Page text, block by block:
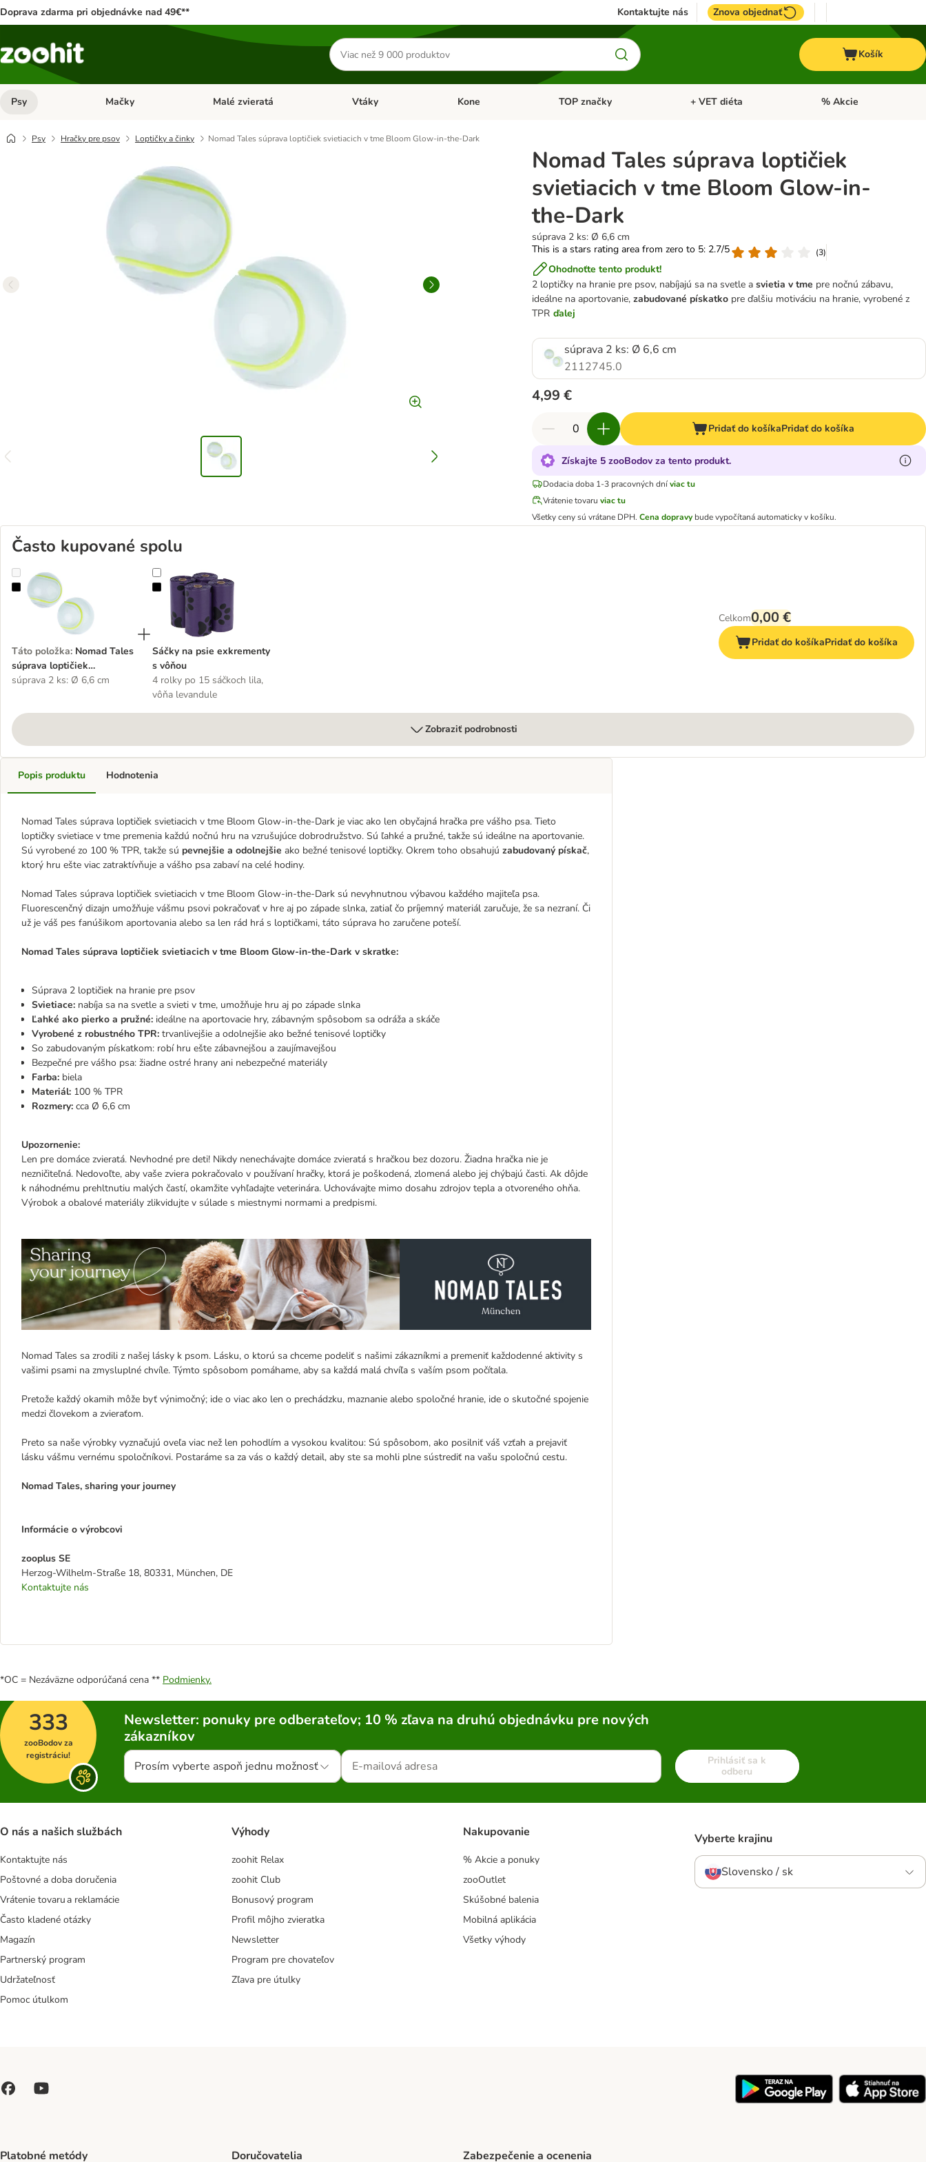
Doprava zdarma pri objednávke nad 49€** Kontaktujte nás Znova objednať
Hľadať
produkty
Košík
Psy Otvoriť menu: Psy
Mačky Otvoriť menu: Mačky
Malé zvieratá Otvoriť menu: Malé zvieratá
Vtáky Otvoriť menu: Vtáky
Kone Otvoriť menu: Kone
TOP značky Otvoriť menu: TOP značky
+ VET diéta Otvoriť menu: + VET diéta
% Akcie
Psy Hračky pre psov Loptičky a činky Nomad Tales súprava loptičiek svietiacich v tme Bloom Glow-in-the-Dark
Nomad Tales súprava loptičiek
svietiacich v tme Bloom Glow-in-
the-Dark
súprava 2 ks: Ø 6,6 cm
This is a stars rating area from zero to 5: 2.7/5
(3)
Ohodnoťte tento produkt!
2 loptičky na hranie pre psov, nabíjajú sa na svetle asvietia v tme pre nočnú zábavu,
ideálne na aportovanie,zabudované pískatko pre ďalšiu motiváciu na hranie, vyrobené z
TPR ďalej
súprava 2 ks: Ø 6,6 cm
2112745.0
4,99 €
Pridať do košíkaPridať do košíka
Získajte 5 zooBodov za tento produkt.
Dodacia doba 1-3 pracovných dní viac tu
Vrátenie tovaru viac tu
Všetky ceny sú vrátane DPH.Cena dopravy bude vypočítaná automaticky v košíku.
Často kupované spolu
Nomad Tales súprava loptičiek svietiacich v tme Bloom Glow-in-the-Dark
Táto položka: Nomad Tales
súprava loptičiek
svietiacich v tme Bloom
súprava 2 ks: Ø 6,6 cm
Sáčky na psie exkrementy s vôňou
Sáčky na psie exkrementy
s vôňou
4 rolky po 15 sáčkoch lila,
vôňa levandule
Celkom0,00 €
Pridať do košíkaPridať do košíka
Zobraziť podrobnosti
Popis produktu
Nomad Tales súprava loptičiek svietiacich v tme Bloom Glow-in-the-Dark je viac ako len obyčajná hračka pre vášho psa. Tieto
loptičky svietiace v tme premenia každú nočnú hru na vzrušujúce dobrodružstvo. Sú ľahké a pružné, takže sú ideálne na aportovanie.
Sú vyrobené zo 100 % TPR, takže sú pevnejšie a odolnejšie ako bežné tenisové loptičky. Okrem toho obsahujú zabudovaný pískač,
ktorý hru ešte viac zatraktívňuje a vášho psa zabaví na celé hodiny.
Nomad Tales súprava loptičiek svietiacich v tme Bloom Glow-in-the-Dark sú nevyhnutnou výbavou každého majiteľa psa.
Fluorescenčný dizajn umožňuje vášmu psovi pokračovať v hre aj po západe slnka, zatiaľ čo príjemný materiál zaručuje, že sa nezraní. Či
už je váš pes fanúšikom aportovania alebo sa len rád hrá s loptičkami, táto súprava ho zaručene poteší.
Nomad Tales súprava loptičiek svietiacich v tme Bloom Glow-in-the-Dark v skratke:
Súprava 2 loptičiek na hranie pre psov
Svietiace: nabíja sa na svetle a svieti v tme, umožňuje hru aj po západe slnka
Ľahké ako pierko a pružné: ideálne na aportovacie hry, zábavným spôsobom sa odráža a skáče
Vyrobené z robustného TPR: trvanlivejšie a odolnejšie ako bežné tenisové loptičky
So zabudovaným pískatkom: robí hru ešte zábavnejšou a zaujímavejšou
Bezpečné pre vášho psa: žiadne ostré hrany ani nebezpečné materiály
Farba: biela
Materiál: 100 % TPR
Rozmery: cca Ø 6,6 cm
Upozornenie:
Len pre domáce zvieratá. Nevhodné pre deti! Nikdy nenechávajte domáce zvieratá s hračkou bez dozoru. Žiadna hračka nie je
nezničiteľná. Nedovoľte, aby vaše zviera pokračovalo v používaní hračky, ktorá je poškodená, zlomená alebo jej chýbajú časti. Ak dôjde
k náhodnému prehltnutiu malých častí, okamžite vyhľadajte veterinára. Uchovávajte mimo dosahu zdrojov tepla a otvoreného ohňa.
Výrobok a obalové materiály zlikvidujte v súlade s miestnymi normami a predpismi.
Nomad Tales sa zrodili z našej lásky k psom. Lásku, o ktorú sa chceme podeliť s našimi zákazníkmi a premeniť každodenné aktivity s
vašimi psami na zmysluplné chvíle. Týmto spôsobom pomáhame, aby sa každá malá chvíľa s vaším psom počítala.
Pretože každý okamih môže byť výnimočný; ide o viac ako len o prechádzku, maznanie alebo spoločné hranie, ide o skutočné spojenie
medzi človekom a zvieraťom.
Preto sa naše výrobky vyznačujú oveľa viac než len pohodlím a vysokou kvalitou: Sú spôsobom, ako posilniť váš vzťah a prejaviť
lásku vášmu vernému spoločníkovi. Postaráme sa za vás o každý detail, aby ste sa mohli plne sústrediť na vašu spoločnú cestu.
Nomad Tales, sharing your journey
Informácie o výrobcovi
zooplus SE
Herzog-Wilhelm-Straße 18, 80331, München, DE
Kontaktujte nás
Hodnotenia
*OC = Nezáväzne odporúčaná cena ** Podmienky.
333
zooBodov za
registráciu!
Newsletter: ponuky pre odberateľov; 10 % zľava na druhú objednávku pre nových
zákazníkov
Prosím vyberte aspoň jednu možnosť
Prihlásiť sa k
odberu
O nás a našich službách
Kontaktujte nás
Poštovné a doba doručenia
Vrátenie tovaru a reklamácie
Často kladené otázky
Magazín
Partnerský program
Udržateľnosť
Pomoc útulkom
Výhody
zoohit Relax
zoohit Club
Bonusový program
Profil môjho zvieratka
Newsletter
Program pre chovateľov
Zľava pre útulky
Nakupovanie
% Akcie a ponuky
zooOutlet
Skúšobné balenia
Mobilná aplikácia
Všetky výhody
Vyberte krajinu
Slovensko / sk
Platobné metódy Doručovatelia Zabezpečenie a ocenenia